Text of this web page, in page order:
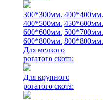
300*300мм. 400*400мм.
400*500мм. 450*600мм.
600*600мм. 500*700мм.
600*800мм. 800*800мм.
Для мелкого
рогатого скота:
Для крупного
рогатого скота: